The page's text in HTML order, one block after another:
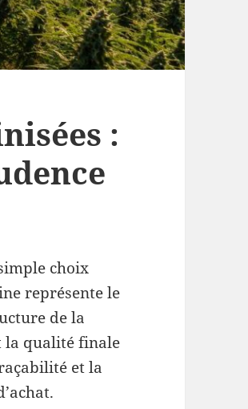
:
choix
représente le
de la
la qualité finale
et la